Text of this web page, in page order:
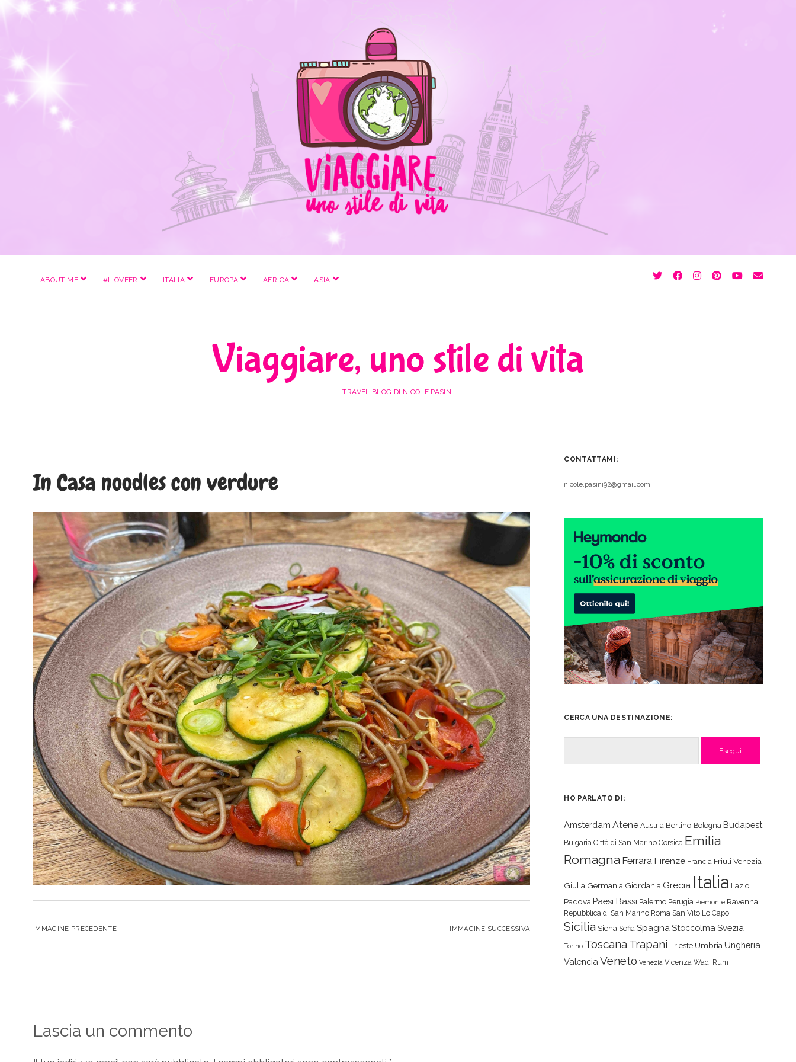
ABOUT ME apri
#ILOVEER apri
ITALIA apri
EUROPA apri
AFRICA apri
ASIA apri
twitterfacebookinstagram
pinterest
youtube
email
Viaggiare, uno stile di vita
TRAVEL BLOG DI NICOLE PASINI
In Casa noodles con verdure
IMMAGINE PRECEDENTE IMMAGINE SUCCESSIVA
Lascia un commento
CONTATTAMI:
nicole.pasini92@gmail.com
CERCA UNA DESTINAZIONE:
HO PARLATO DI:
Amsterdam Atene Austria Berlino Bologna Budapest
Bulgaria Città di San Marino Corsica Emilia
Romagna Ferrara Firenze Francia Friuli Venezia
Giulia Germania Giordania Grecia Italia Lazio
Padova Paesi Bassi Palermo Perugia Piemonte Ravenna
Repubblica di San Marino Roma San Vito Lo Capo
Sicilia Siena Sofia SpagnaStoccolma Svezia
Torino Toscana Trapani Trieste Umbria Ungheria
Valencia Veneto Venezia Vicenza Wadi Rum